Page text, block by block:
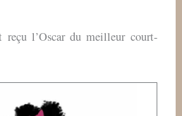
reçu l’Oscar du meilleur court-